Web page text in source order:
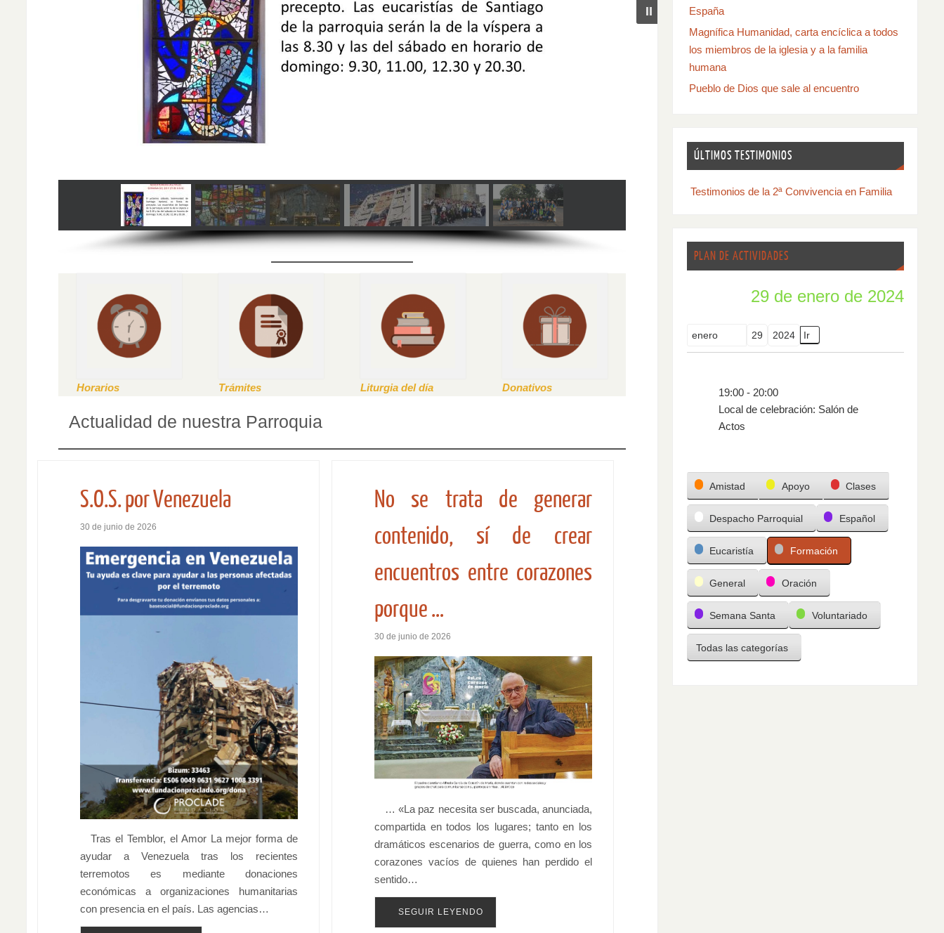
Horarios Trámites Liturgia del día Donativos
Actualidad de nuestra Parroquia
S.O.S. por Venezuela
30 de junio de 2026
Tras el Temblor, el Amor La mejor forma de
ayudar a Venezuela tras los recientes
terremotos es mediante donaciones
económicas a organizaciones humanitarias
con presencia en el país. Las agencias…
No se trata de generar
contenido, sí de crear
encuentros entre corazones
porque …
30 de junio de 2026
… «La paz necesita ser buscada, anunciada,
compartida en todos los lugares; tanto en los
dramáticos escenarios de guerra, como en los
corazones vacíos de quienes han perdido el
sentido…
SEGUIR LEYENDO
España
Magnífica Humanidad, carta encíclica a todos
los miembros de la iglesia y a la familia
humana
Pueblo de Dios que sale al encuentro
ÚLTIMOS TESTIMONIOS
Testimonios de la 2ª Convivencia en Familia
PLAN DE ACTIVIDADES
29 de enero de 2024
Mes
Día
Año
19:00- 20:00
Local de celebración: Salón de
Actos
Categorías
Amistad Apoyo Clases
Despacho Parroquial Español
Eucaristía Formación
General Oración
Semana Santa Voluntariado
Todas las categorías